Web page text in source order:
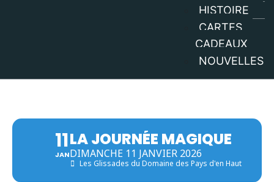
HISTOIRE
CARTES
CADEAUX
NOUVELLES
11
JAN
LA JOURNÉE MAGIQUE
DIMANCHE 11 JANVIER 2026
Les Glissades du Domaine des Pays d'en Haut